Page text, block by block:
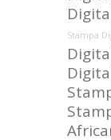
Stampa